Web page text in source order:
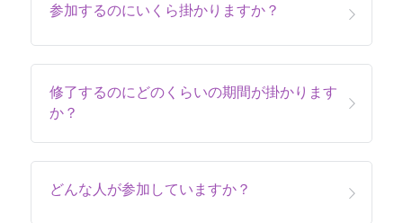
参加するのにいくら掛かりますか？
修了するのにどのくらいの期間が掛かります
か？
どんな人が参加していますか？